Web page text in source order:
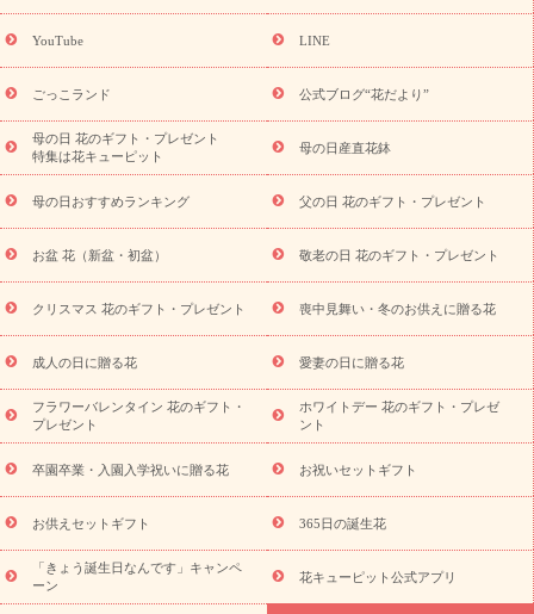
(トルコキキョウ)
9月の誕生花(リンドウ)
ら探す
お祝いの花特集 当日配達特急便 お祝い商品一覧
念日
結婚祝い 出産祝い 退院祝い・快気祝い
寿祝い
プチギフト ペットのお祝いフラワー
供え・お悔やみ商品一覧
お供え・お悔やみの花
四十九日法要以
お供え プリザーブドフラワー
ペットのお供えフラワー
お盆（新
盆・初盆）
その他 お祝い返し お見舞い
お取り寄せギフト
ビジネス用
ご自宅用 観葉植物 ミディ胡蝶蘭
プリザーブ
ドフラワー
スタイルから探す アレンジメント 花束
スタ
ンド花
お祝い お供え・お悔やみ 胡蝶蘭 胡蝶蘭・花鉢
ディ胡蝶蘭・お祝い
ミディ胡蝶蘭・お供え
世界初の青色胡蝶蘭
観葉植物
観葉植物 産直多肉植物
プリザーブドフラワー
お祝い
お供え・お悔やみ 花とセットギフト
セミオーダー
プチギフト（hanamore -ハナモア-）
花とみどりのeギフト
キューピットのeGfit
カラー ピンク イエローオレンジ
レッ
ド
お花の種類 トルコキキョウ
お祝い お祝い・3000円～ お祝い・4000円～
お祝い・
5000円～
お祝い・7000円～ お祝い・ 10000円～
お供え・お
悔やみ
YouTube LINE
ごっこランド 公式ブログ“花だより”
母の日 花のギフト・プレゼント
特集は花キューピット
母の日産直花鉢
母の日おすすめランキング 父の日 花のギフト・プレゼント
お盆 花（新盆・初盆） 敬老の日 花のギフト・プレゼント
クリスマス 花のギフト・プレゼント 喪中見舞い・冬のお供えに贈る花
成人の日に贈る花 愛妻の日に贈る花
フラワーバレンタイン 花のギフト・
プレゼント
ホワイトデー 花のギフト・プレゼ
ント
卒園卒業・入園入学祝いに贈る花 お祝いセットギフト
お供えセットギフト 365日の誕生花
「きょう誕生日なんです」キャンペ
ーン
花キューピット公式アプリ